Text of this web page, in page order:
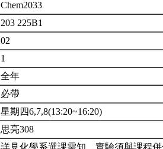
Chem2033
203 225B1
02
1
全年
必帶
星期四6,7,8(13:20~16:20)
思亮308
詳見化學系選課需知。實驗須與課程